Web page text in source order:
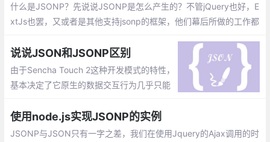
什么是JSONP？先说说JSONP是怎么产生的？不管jQuery也好，E
xtJs也罢，又或者是其他支持jsonp的框架，他们幕后所做的工作都
说说JSON和JSONP区别
由于Sencha Touch 2这种开发模式的特性，
基本决定了它原生的数据交互行为几乎只能
PhoneGap插件然后打包，你可以实现100%
的Socket通讯和本地数据库功能
使用node.js实现JSONP的实例
JSONP与JSON只有一字之差，我们在使用Jquery的Ajax调用的时